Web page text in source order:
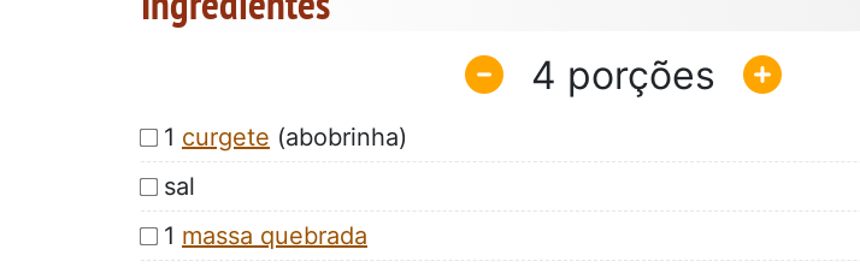
4
1 curgete (abobrinha)
sal
1 massa quebrada